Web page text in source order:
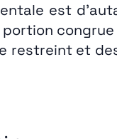
est
restreint et